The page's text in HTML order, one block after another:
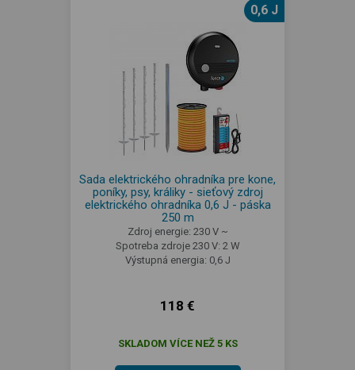
0,6 J
Sada elektrického ohradníka pre kone,
poníky, psy, králiky - sieťový zdroj
elektrického ohradníka 0,6 J - páska
250 m
Zdroj energie: 230 V ~
Spotreba zdroje 230 V: 2 W
Výstupná energia: 0,6 J
118 €
SKLADOM VÍCE NEŽ 5 KS